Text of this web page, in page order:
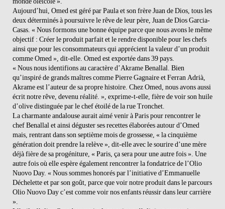
Aujourd’hui, Omed est géré par Paula et son frère Juan de Dios, tous les
deux déterminés à poursuivre le rêve de leur père, Juan de Dios Garcia-
Casas. « Nous formons une bonne équipe parce que nous avons le même
objectif : Créer le produit parfait et le rendre disponible pour les chefs
ainsi que pour les consommateurs qui apprécient la valeur d’un produit
comme Omed », dit-elle. Omed est exportée dans 39 pays.
« Nous nous identifions au caractère d’Akrame Benallal. Bien
qu’inspiré de grands maîtres comme Pierre Gagnaire et Ferran Adrià,
Akrame est l’auteur de sa propre histoire. Chez Omed, nous avons aussi
écrit notre rêve, devenu réalité. », exprime-t-elle, fière de voir son huile
d’olive distinguée par le chef étoilé de la rue Tronchet.
La charmante andalouse aurait aimé venir à Paris pour rencontrer le
chef Benallal et ainsi déguster ses recettes élaborées autour d’Omed
mais, rentrant dans son septième mois de grossesse, « la cinquième
génération doit prendre la relève », dit-elle avec le sourire d’une mère
déjà fière de sa progéniture, « Paris, ça sera pour une autre fois ». Une
autre fois où elle espère également rencontrer la fondatrice de l’Olio
Nuovo Day. « Nous sommes honorés par l’initiative d’Emmanuelle
Déchelette et par son goût, parce que voir notre produit dans le parcours
Olio Nuovo Day c’est comme voir nos enfants réussir dans leur carrière
».